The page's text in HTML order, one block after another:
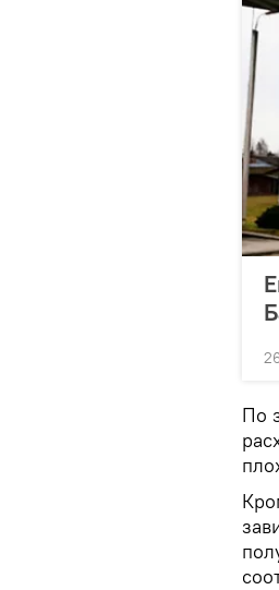
По